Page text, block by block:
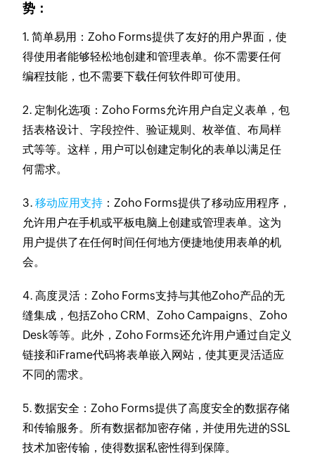
势：
1. 简单易用：Zoho Forms提供了友好的用户界面，使
得使用者能够轻松地创建和管理表单。你不需要任何
编程技能，也不需要下载任何软件即可使用。
2. 定制化选项：Zoho Forms允许用户自定义表单，包
括表格设计、字段控件、验证规则、枚举值、布局样
式等等。这样，用户可以创建定制化的表单以满足任
何需求。
3.移动应用支持 ：Zoho Forms提供了移动应用程序，
允许用户在手机或平板电脑上创建或管理表单。这为
用户提供了在任何时间任何地方便捷地使用表单的机
会。
4. 高度灵活：Zoho Forms支持与其他Zoho产品的无
缝集成，包括Zoho CRM、Zoho Campaigns、Zoho
Desk等等。此外，Zoho Forms还允许用户通过自定义
链接和iFrame代码将表单嵌入网站，使其更灵活适应
不同的需求。
5. 数据安全：Zoho Forms提供了高度安全的数据存储
和传输服务。所有数据都加密存储，并使用先进的SSL
技术加密传输，使得数据私密性得到保障。